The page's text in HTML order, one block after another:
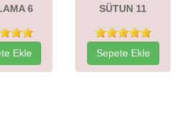
6
Ekle
SÜTUN 11
Sepete Ekle